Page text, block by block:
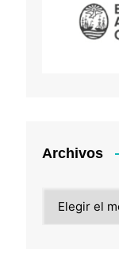
Archivos